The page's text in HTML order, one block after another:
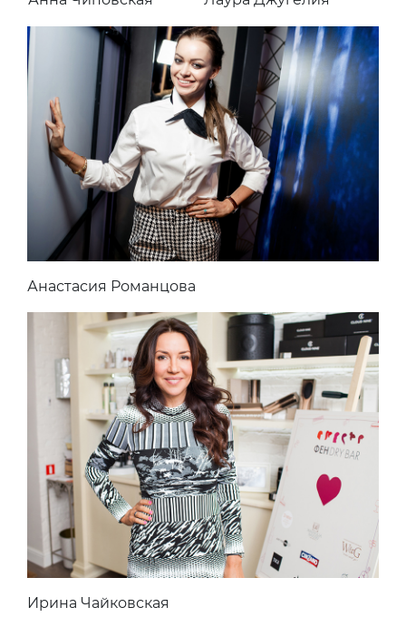
Анастасия Романцова
Ирина Чайковская